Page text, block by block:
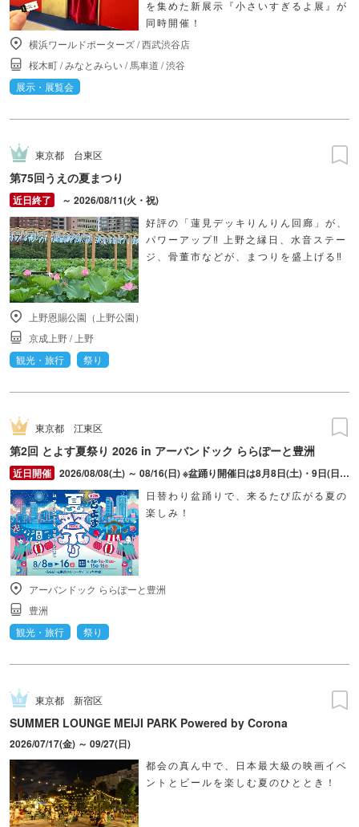
を集めた新展示『小さいすぎるよ展』が
同時開催！
横浜ワールドポーターズ/西武渋谷店
桜木町/みなとみらい/馬車道 /渋谷
展示・展覧会
東京都 台東区
第75回うえの夏まつり
～ 2026/08/11(火・祝)
好評の「蓮見デッキりんりん回廊」が、
パワーアップ‼ 上野之縁日、水音ステー
ジ、骨董市などが、まつりを盛上げる‼
上野恩賜公園（上野公園）
京成上野/ 上野
観光・旅行
祭り
東京都 江東区
第2回 とよす夏祭り 2026 in アーバンドック ららぽーと豊洲
2026/08/08(土) ～ 08/16(日) ※盆踊り開催日は8月8日(土)・9日(日)・11日(火・祝)・15日(土)・16日(日)のみ。 ※縁日およびキッチンカーについては期間中の全日程営業予定。 ※開催コンテンツは日によって異なります。
日替わり盆踊りで、来るたび広がる夏の
楽しみ！
アーバンドック ららぽーと豊洲
豊洲
観光・旅行
祭り
東京都 新宿区
SUMMER LOUNGE MEIJI PARK Powered by Corona
2026/07/17(金) ～ 09/27(日)
都会の真ん中で、日本最大級の映画イベ
ントとビールを楽しむ夏のひととき！